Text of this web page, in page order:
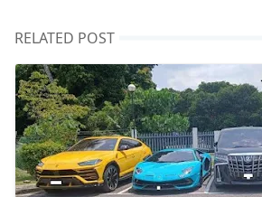
RELATED POST